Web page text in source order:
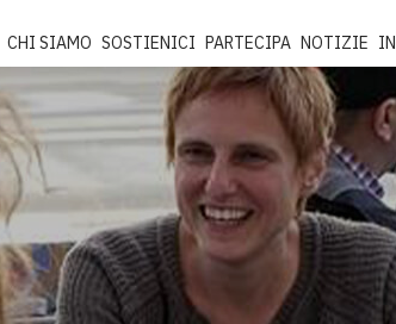
CHI SIAMO SOSTIENICI PARTECIPA NOTIZIE